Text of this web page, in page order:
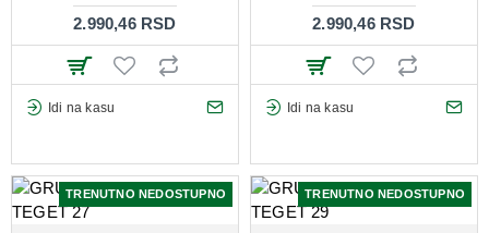
2.990,46 RSD
Idi na kasu
2.990,46 RSD
Idi na kasu
TRENUTNO NEDOSTUPNO TRENUTNO NEDOSTUPNO